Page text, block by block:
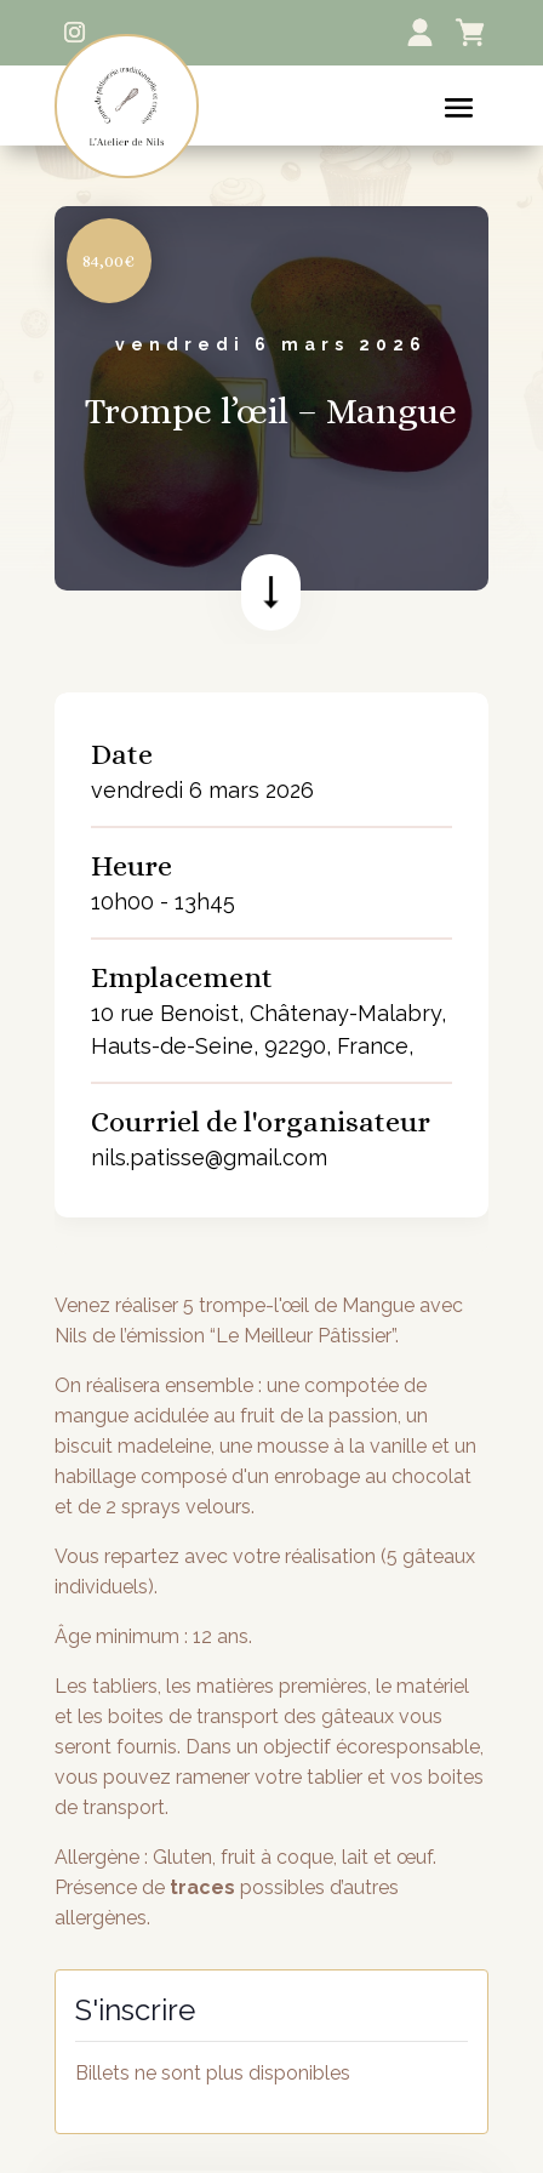
vendredi 6 mars 2026
Trompe l’œil – Mangue
84,00€
Date
vendredi 6 mars 2026
Heure
10h00 - 13h45
Emplacement
10 rue Benoist, Châtenay-Malabry,
Hauts-de-Seine, 92290, France,
Courriel de l'organisateur
nils.patisse@gmail.com
Venez réaliser 5 trompe-l'œil de Mangue avec
Nils de l’émission “Le Meilleur Pâtissier”.
On réalisera ensemble : une compotée de
mangue acidulée au fruit de la passion, un
biscuit madeleine, une mousse à la vanille et un
habillage composé d'un enrobage au chocolat
et de 2 sprays velours.
Vous repartez avec votre réalisation (5 gâteaux
individuels).
Âge minimum : 12 ans.
Les tabliers, les matières premières, le matériel
et les boites de transport des gâteaux vous
seront fournis. Dans un objectif écoresponsable,
vous pouvez ramener votre tablier et vos boites
de transport.
Allergène : Gluten, fruit à coque, lait et œuf.
Présence de traces possibles d’autres
allergènes.
Billets ne sont plus disponibles